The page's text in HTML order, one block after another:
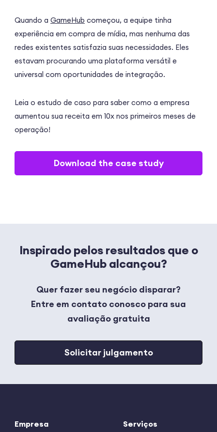
Quando a GameHub começou, a equipe tinha
experiência em compra de mídia, mas nenhuma das
redes existentes satisfazia suas necessidades. Eles
estavam procurando uma plataforma versátil e
universal com oportunidades de integração.
Leia o estudo de caso para saber como a empresa
aumentou sua receita em 10x nos primeiros meses de
operação!
Download the case study
Inspirado pelos resultados que o
GameHub alcançou?
Quer fazer seu negócio disparar?
Entre em contato conosco para sua
avaliação gratuita
Solicitar julgamento
Empresa Serviços